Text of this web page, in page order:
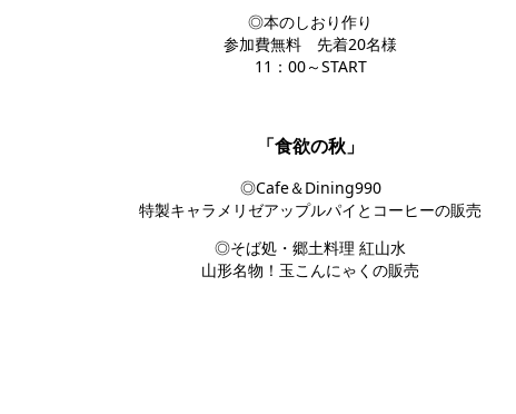
◎本のしおり作り
参加費無料 先着20名様
11：00～START
「食欲の秋」
◎Cafe＆Dining990
特製キャラメリゼアップルパイとコーヒーの販売
◎そば処・郷土料理 紅山水
山形名物！玉こんにゃくの販売